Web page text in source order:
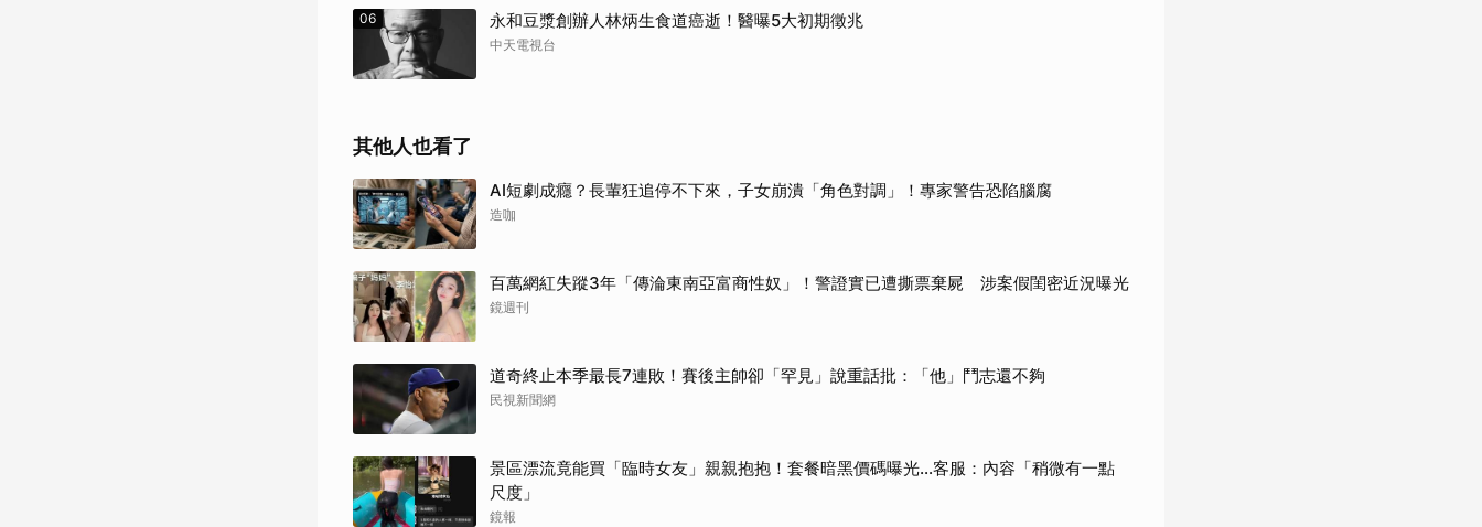
06 永和豆漿創辦人林炳生食道癌逝！醫曝5大初期徵兆
中天電視台
其他人也看了
AI短劇成癮？長輩狂追停不下來，子女崩潰「角色對調」！專家警告恐陷腦腐
造咖
百萬網紅失蹤3年「傳淪東南亞富商性奴」！警證實已遭撕票棄屍 涉案假閨密近況曝光
鏡週刊
道奇終止本季最長7連敗！賽後主帥卻「罕見」說重話批：「他」鬥志還不夠
民視新聞網
景區漂流竟能買「臨時女友」親親抱抱！套餐暗黑價碼曝光…客服：內容「稍微有一點
尺度」
鏡報